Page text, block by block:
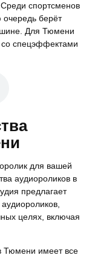
спортсменов
очередь берёт
Для Тюмени
спецэффектами
для вашей
аудиороликов в
предлагает
целях, включая
Тюмени имеет все